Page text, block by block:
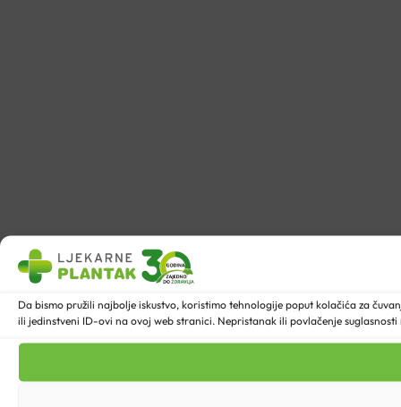
Da bismo pružili najbolje iskustvo, koristimo tehnologije poput kolačića za
ili jedinstveni ID-ovi na ovoj web stranici. Nepristanak ili povlačenje